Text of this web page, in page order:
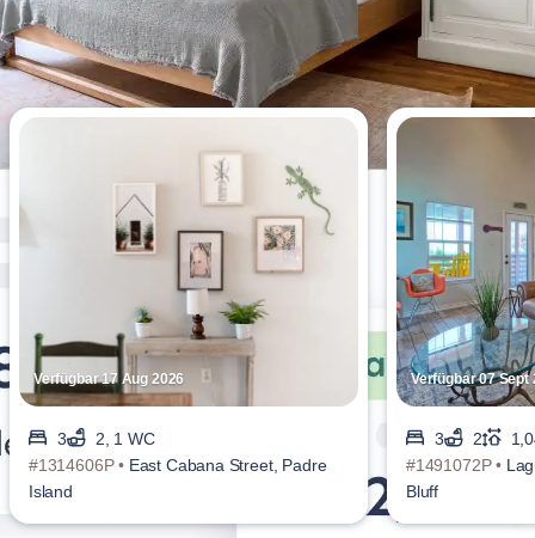
Meistgesehene Wohnungen
dieser Woche
Verfügbar 17 Aug 2026
3
2, 1 WC
#1314606P • East Cabana Street, Padre
Island
Verfügbar 07 Sept
3 2
#1491072P •
Bluff